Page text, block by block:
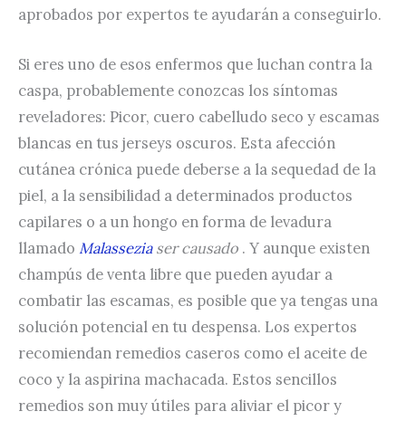
aprobados por expertos te ayudarán a conseguirlo.
Si eres uno de esos enfermos que luchan contra la
caspa, probablemente conozcas los síntomas
reveladores: Picor, cuero cabelludo seco y escamas
blancas en tus jerseys oscuros. Esta afección
cutánea crónica puede deberse a la sequedad de la
piel, a la sensibilidad a determinados productos
capilares o a un hongo en forma de levadura
llamado Malasseziaser causado . Y aunque existen
champús de venta libre que pueden ayudar a
combatir las escamas, es posible que ya tengas una
solución potencial en tu despensa. Los expertos
recomiendan remedios caseros como el aceite de
coco y la aspirina machacada. Estos sencillos
remedios son muy útiles para aliviar el picor y